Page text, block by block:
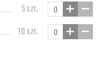
5 szt.
10 szt.